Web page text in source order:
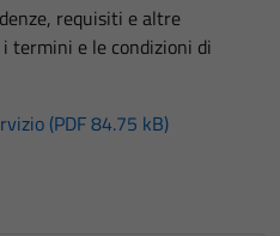
requisiti e altre
termini e le condizioni di
(PDF 84.75 kB)